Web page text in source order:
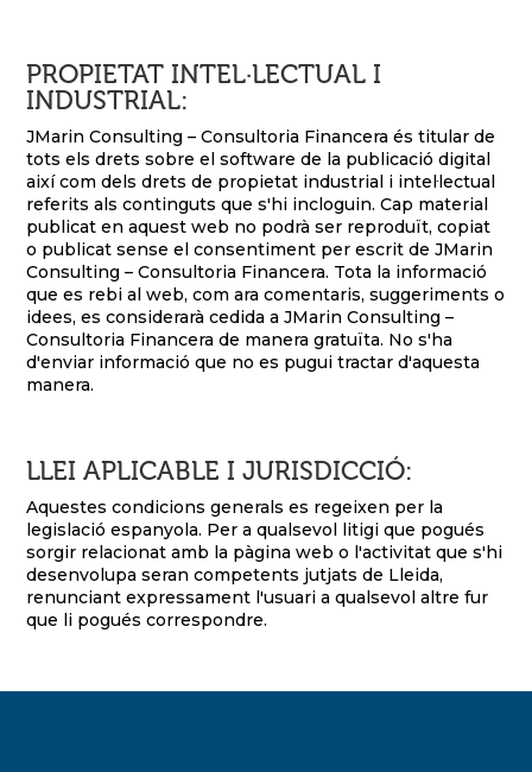
PROPIETAT INTEL·LECTUAL I
INDUSTRIAL:
JMarin Consulting – Consultoria Financera és titular de
tots els drets sobre el software de la publicació digital
així com dels drets de propietat industrial i intel·lectual
referits als continguts que s'hi incloguin. Cap material
publicat en aquest web no podrà ser reproduït, copiat
o publicat sense el consentiment per escrit de JMarin
Consulting – Consultoria Financera. Tota la informació
que es rebi al web, com ara comentaris, suggeriments o
idees, es considerarà cedida a JMarin Consulting –
Consultoria Financera de manera gratuïta. No s'ha
d'enviar informació que no es pugui tractar d'aquesta
manera.
LLEI APLICABLE I JURISDICCIÓ:
Aquestes condicions generals es regeixen per la
legislació espanyola. Per a qualsevol litigi que pogués
sorgir relacionat amb la pàgina web o l'activitat que s'hi
desenvolupa seran competents jutjats de Lleida,
renunciant expressament l'usuari a qualsevol altre fur
que li pogués correspondre.